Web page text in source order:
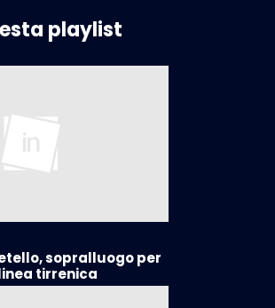
playlist
sopralluogo per
tirrenica